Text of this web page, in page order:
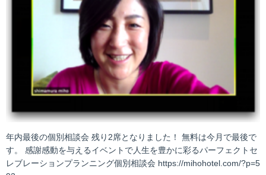
年内最後の個別相談会 残り2席となりました！ 無料は今月で最後で
す。 感謝感動を与えるイベントで人生を豊かに彩るパーフェクトセ
レブレーションプランニング個別相談会 https://mihohotel.com/?p=5